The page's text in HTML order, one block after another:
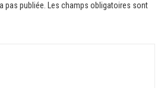
pas publiée. Les champs obligatoires sont